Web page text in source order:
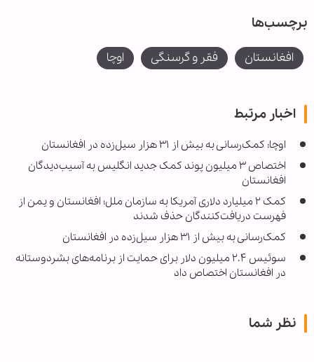
برچسب‌ها
افغانستان فقر و گرسنگی اوچا
اخبار مرتبط
اوچا: کمک‌رسانی به بیش از ۳۱ هزار سیل‌زده در افغانستان
اختصاص ۳ میلیون پوند کمک جدید انگلیس به آسیب‌دیدگان
افغانستان
کمک ۲ میلیارد دلاری آمریکا به سازمان ملل؛ افغانستان و یمن از
فهرست دریافت‌کنندگان حذف شدند
کمک‌رسانی به بیش از ۳۱ هزار سیل‌زده در افغانستان
سوئیس ۲.۴ میلیون دلار برای حمایت از برنامه‌های بشردوستانه
در افغانستان اختصاص داد
نظر شما